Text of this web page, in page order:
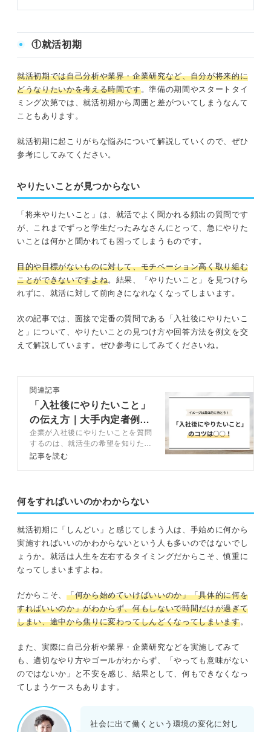
①就活初期
就活初期では自己分析や業界・企業研究など、自分が将来的に
どうなりたいかを考える時間です。準備の期間やスタートタイ
ミング次第では、就活初期から周囲と差がついてしまうなんて
こともあります。
就活初期に起こりがちな悩みについて解説していくので、ぜひ
参考にしてみてください。
やりたいことが見つからない
「将来やりたいこと」は、就活でよく聞かれる頻出の質問です
が、これまでずっと学生だったみなさんにとって、急にやりた
いことは何かと聞かれても困ってしまうものです。
目的や目標がないものに対して、モチベーション高く取り組む
ことができないですよね。結果、「やりたいこと」を見つけら
れずに、就活に対して前向きになれなくなってしまいます。
次の記事では、面接で定番の質問である「入社後にやりたいこ
と」について、やりたいことの見つけ方や回答方法を例文を交
えて解説しています。ぜひ参考にしてみてくださいね。
関連記事
「入社後にやりたいこと」
の伝え方｜大手内定者例文
つきで解説
企業が入社後にやりたいことを質問
するのは、就活生の希望を知りたい
意向が強いためです。入社後にやり
説します。
記事を読む
何をすればいいのかわからない
就活初期に「しんどい」と感じてしまう人は、手始めに何から
実施すればいいのかわからないという人も多いのではないでし
ょうか。就活は人生を左右するタイミングだからこそ、慎重に
なってしまいますよね。
だからこそ、 「何から始めていけばいいのか」「具体的に何を
すればいいのか」がわからず、何もしないで時間だけが過ぎて
しまい、途中から焦りに変わってしんどくなってしまいます。
また、実際に自己分析や業界・企業研究などを実施してみて
も、適切なやり方やゴールがわからず、「やっても意味がない
のではないか」と不安を感じ、結果として、何もできなくなっ
てしまうケースもあります。
社会に出て働くという環境の変化に対し